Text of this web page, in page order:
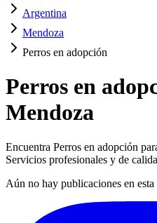
Argentina
Mendoza
Perros en adopción
Perros en
Mendoza
Encuentra Perros en adopción
Servicios profesionales y de
Aún no hay publicaciones en esta